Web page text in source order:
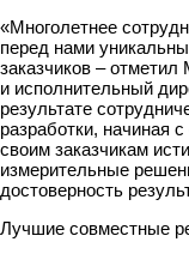
«Многолетнее
перед нами
заказчиков –
и исполнительный
результате
разработки, начиная
своим заказчикам
измерительные
достоверность
Лучшие совместные